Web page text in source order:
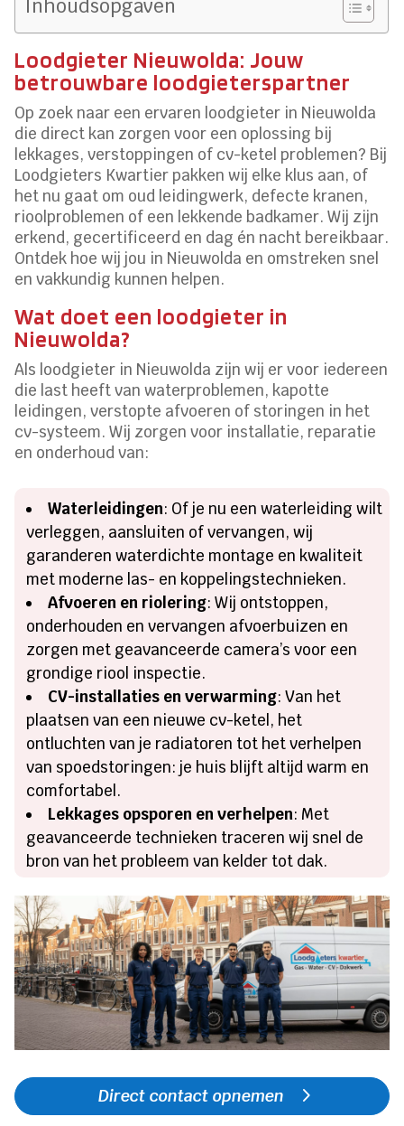
Inhoudsopgaven
Loodgieter Nieuwolda: Jouw
betrouwbare loodgieterspartner
Op zoek naar een ervaren loodgieter in Nieuwolda
die direct kan zorgen voor een oplossing bij
lekkages, verstoppingen of cv-ketel problemen? Bij
Loodgieters Kwartier pakken wij elke klus aan, of
het nu gaat om oud leidingwerk, defecte kranen,
rioolproblemen of een lekkende badkamer. Wij zijn
erkend, gecertificeerd en dag én nacht bereikbaar.
Ontdek hoe wij jou in Nieuwolda en omstreken snel
en vakkundig kunnen helpen.
Wat doet een loodgieter in
Nieuwolda?
Als loodgieter in Nieuwolda zijn wij er voor iedereen
die last heeft van waterproblemen, kapotte
leidingen, verstopte afvoeren of storingen in het
cv-systeem. Wij zorgen voor installatie, reparatie
en onderhoud van:
Waterleidingen: Of je nu een waterleiding wilt
verleggen, aansluiten of vervangen, wij
garanderen waterdichte montage en kwaliteit
met moderne las- en koppelingstechnieken.
Afvoeren en riolering: Wij ontstoppen,
onderhouden en vervangen afvoerbuizen en
zorgen met geavanceerde camera’s voor een
grondige riool inspectie.
CV-installaties en verwarming: Van het
plaatsen van een nieuwe cv-ketel, het
ontluchten van je radiatoren tot het verhelpen
van spoedstoringen: je huis blijft altijd warm en
comfortabel.
Lekkages opsporen en verhelpen: Met
geavanceerde technieken traceren wij snel de
bron van het probleem van kelder tot dak.
Direct contact opnemen